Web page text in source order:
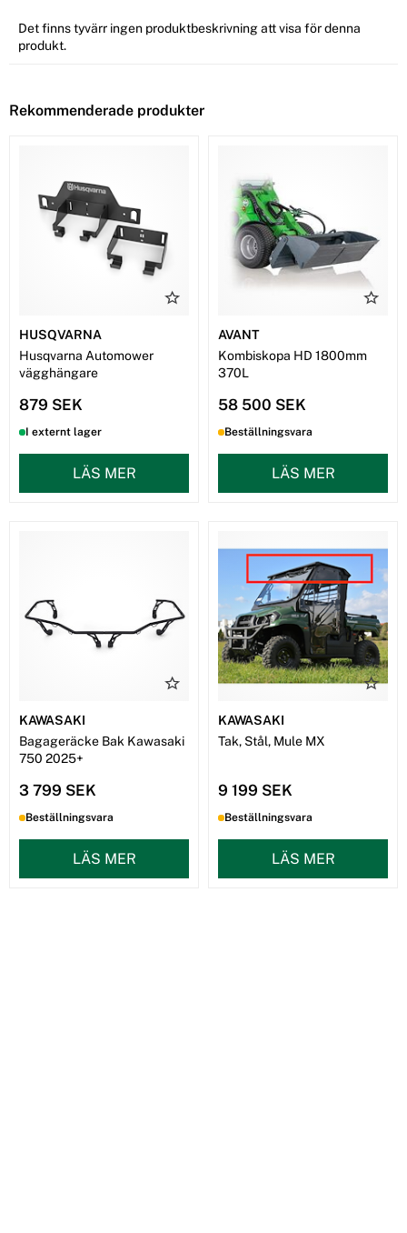
Det finns tyvärr ingen produktbeskrivning att visa för denna
produkt.
Rekommenderade produkter
HUSQVARNA
Husqvarna Automower
vägghängare
879 SEK
I externt lager
LÄS MER
AVANT
Kombiskopa HD 1800mm
370L
58 500 SEK
Beställningsvara
LÄS MER
KAWASAKI
Bagageräcke Bak Kawasaki
750 2025+
3 799 SEK
Beställningsvara
LÄS MER
KAWASAKI
Tak, Stål, Mule MX
9 199 SEK
Beställningsvara
LÄS MER